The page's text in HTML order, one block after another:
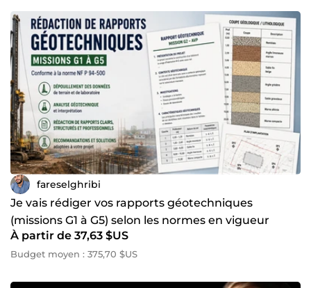
fareselghribi
Je vais rédiger vos rapports géotechniques
(missions G1 à G5) selon les normes en vigueur
À partir de 37,63 $US
Budget moyen : 375,70 $US